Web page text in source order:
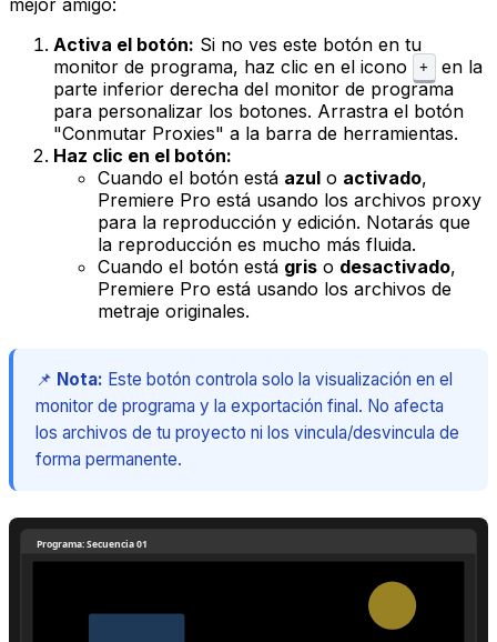
Activa el botón: Si no ves este botón en tu
monitor de programa, haz clic en el icono
+
en la
parte inferior derecha del monitor de programa
para personalizar los botones. Arrastra el botón
"Conmutar Proxies" a la barra de herramientas.
Haz clic en el botón:
Cuando el botón está azul o activado,
Premiere Pro está usando los archivos proxy
para la reproducción y edición. Notarás que
la reproducción es mucho más fluida.
Cuando el botón está gris o desactivado,
Premiere Pro está usando los archivos de
metraje originales.
📌 Nota: Este botón controla solo la visualización en el
monitor de programa y la exportación final. No afecta
los archivos de tu proyecto ni los vincula/desvincula de
forma permanente.
Programa: Secuencia 01